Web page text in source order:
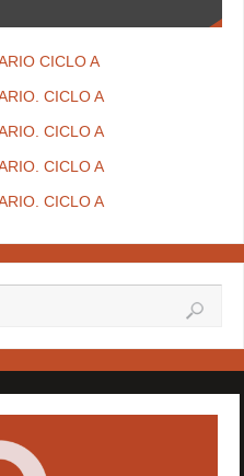
CICLO A
CICLO A
CICLO A
CICLO A
CICLO A